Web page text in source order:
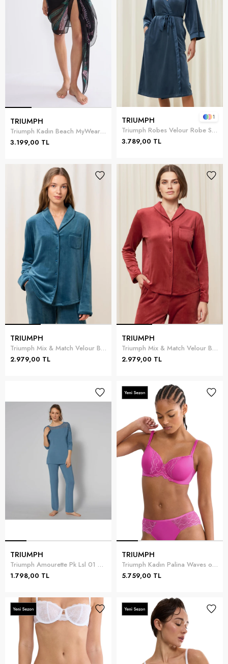
TRIUMPH
Triumph Kadın Beach MyWear Pareo Pareo Siyah
3.199,00 TL
TRIUMPH
Triumph Robes Velour Robe Sabahlık
3.789,00 TL
1
TRIUMPH
Triumph Mix & Match Velour Boyfriend Top Pijama Üstü
2.979,00 TL
TRIUMPH
Triumph Mix & Match Velour Boyfriend Top Pijama Üstü
2.979,00 TL
TRIUMPH
Triumph Amourette Pk Lsl 01 Pijama Takımı
1.798,00 TL
TRIUMPH
Triumph Kadın Palina Waves of Glow WP Sütyen Mürdüm
5.759,00 TL